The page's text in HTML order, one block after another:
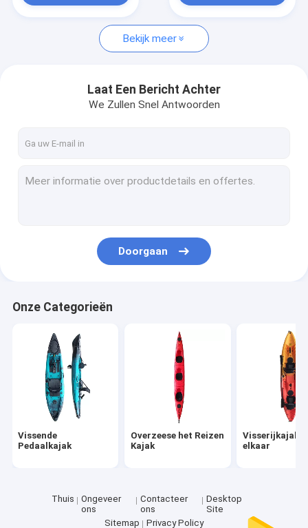
Kajaktoebehoren Bekijk meer
Laat Een Bericht Achter
We Zullen Snel Antwoorden
Doorgaan
Onze Categorieën
Vissende
Pedaalkajak
Overzeese het Reizen
Kajak
Visserijkajak
elkaar
Thuis
Ongeveer
ons
Contacteer
ons
Desktop
Site
Sitemap
Privacy Policy